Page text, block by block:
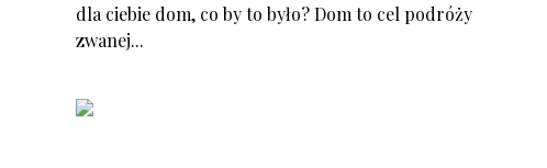
dla ciebie dom, co by to było? Dom to cel podróży
zwanej...